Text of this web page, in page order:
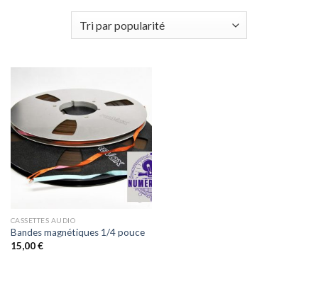
CASSETTES AUDIO
Bandes magnétiques 1/4 pouce
15,00€